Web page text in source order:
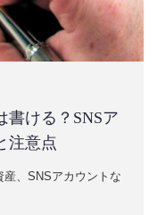
書ける？SNSア
注意点
、SNSアカウントな